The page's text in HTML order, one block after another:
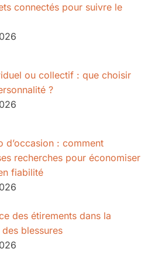
connectés pour suivre le
ou collectif : que choisir
?
d’occasion : comment
recherches pour économiser
fiabilité
des étirements dans la
blessures